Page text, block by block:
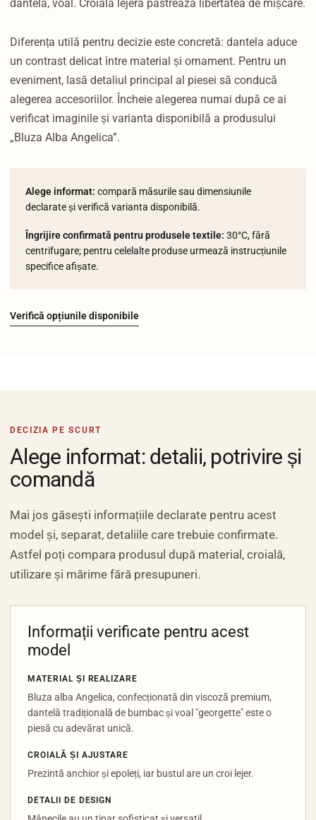
dantelă, voal. Croiala lejeră păstrează libertatea de mișcare.
Diferența utilă pentru decizie este concretă: dantela aduce
un contrast delicat între material și ornament. Pentru un
eveniment, lasă detaliul principal al piesei să conducă
alegerea accesoriilor. Încheie alegerea numai după ce ai
verificat imaginile și varianta disponibilă a produsului
„Bluza Alba Angelica”.
Alege informat: compară măsurile sau dimensiunile
declarate și verifică varianta disponibilă.
Îngrijire confirmată pentru produsele textile: 30°C, fără
centrifugare; pentru celelalte produse urmează instrucțiunile
specifice afișate.
Verifică opțiunile disponibile
DECIZIA PE SCURT
Alege informat: detalii, potrivire și
comandă
Mai jos găsești informațiile declarate pentru acest
model și, separat, detaliile care trebuie confirmate.
Astfel poți compara produsul după material, croială,
utilizare și mărime fără presupuneri.
Informații verificate pentru acest
model
MATERIAL ȘI REALIZARE
Bluza alba Angelica, confecționată din viscoză premium,
dantelă tradițională de bumbac și voal "georgette" este o
piesă cu adevărat unică.
CROIALĂ ȘI AJUSTARE
Prezintă anchior și epoleți, iar bustul are un croi lejer.
DETALII DE DESIGN